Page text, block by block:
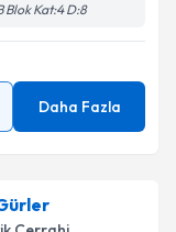
Blok Kat:4 D:8
Daha Fazla